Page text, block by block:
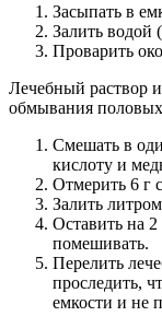
Засыпать в
Залить водой
Проварить
Лечебный раствор
обмывания половых
Смешать в
кислоту и
Отмерить 6 г
Залить
Оставить на
помешивать.
Перелить
проследить,
емкости и не